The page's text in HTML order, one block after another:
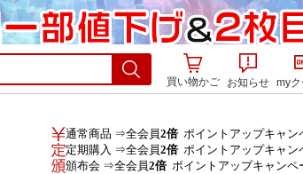
買い物かご お知らせ my
通常商品 ⇒全会員2倍ポイントアップキャン
定期購入 ⇒全会員2倍ポイントアップキャン
頒布会 ⇒全会員2倍ポイントアップキャンペ